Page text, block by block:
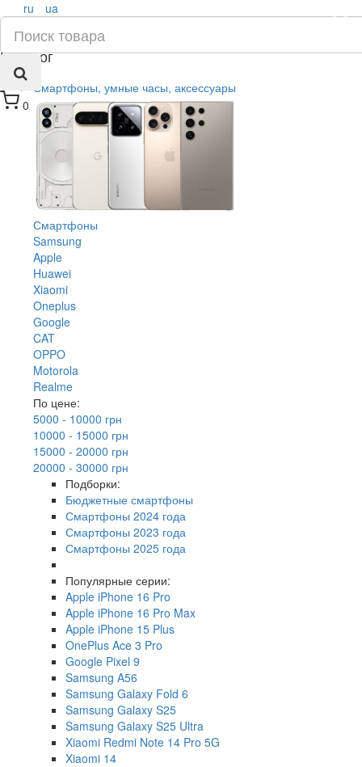
0
×
ru ua
Каталог
Смартфоны, умные часы, аксессуары
Смартфоны
Samsung
Apple
Huawei
Xiaomi
Oneplus
Google
CAT
OPPO
Motorola
Realme
По цене:
5000 - 10000 грн
10000 - 15000 грн
15000 - 20000 грн
20000 - 30000 грн
Подборки:
Бюджетные смартфоны
Смартфоны 2024 года
Смартфоны 2023 года
Смартфоны 2025 года
Популярные серии:
Apple iPhone 16 Pro
Apple iPhone 16 Pro Max
Apple iPhone 15 Plus
OnePlus Ace 3 Pro
Google Pixel 9
Samsung A56
Samsung Galaxy Fold 6
Samsung Galaxy S25
Samsung Galaxy S25 Ultra
Xiaomi Redmi Note 14 Pro 5G
Xiaomi 14